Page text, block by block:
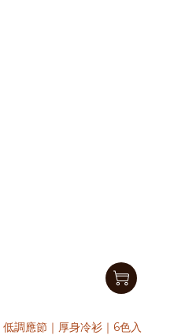
調應節｜厚身冷衫｜6色入